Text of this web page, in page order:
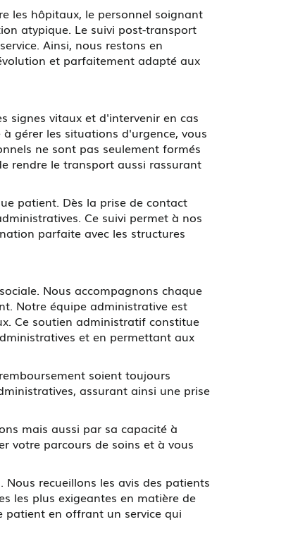
les hôpitaux, le personnel soignant
atypique. Le suivi post-transport
Ainsi, nous restons en
et parfaitement adapté aux
signes vitaux et d'intervenir en cas
gérer les situations d'urgence, vous
ne sont pas seulement formés
rendre le transport aussi rassurant
patient. Dès la prise de contact
Ce suivi permet à nos
parfaite avec les structures
Nous accompagnons chaque
Notre équipe administrative est
Ce soutien administratif constitue
et en permettant aux
soient toujours
assurant ainsi une prise
mais aussi par sa capacité à
votre parcours de soins et à vous
recueillons les avis des patients
les plus exigeantes en matière de
patient en offrant un service qui